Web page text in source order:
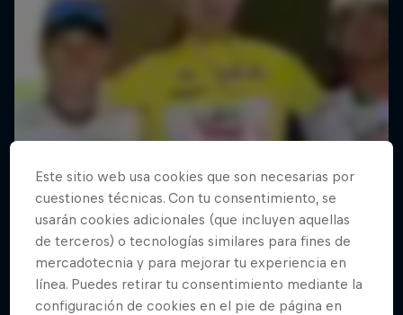
Este sitio web usa cookies que son necesarias por
cuestiones técnicas. Con tu consentimiento, se
usarán cookies adicionales (que incluyen aquellas
de terceros) o tecnologías similares para fines de
mercadotecnia y para mejorar tu experiencia en
línea. Puedes retirar tu consentimiento mediante la
configuración de cookies en el pie de página en